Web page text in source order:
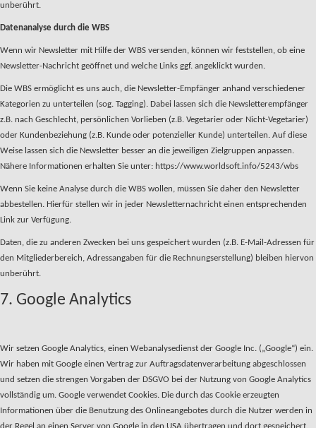
unberührt.
Datenanalyse durch die WBS
Wenn wir Newsletter mit Hilfe der WBS versenden, können wir feststellen, ob eine
Newsletter-Nachricht geöffnet und welche Links ggf. angeklickt wurden.
Die WBS ermöglicht es uns auch, die Newsletter-Empfänger anhand verschiedener
Kategorien zu unterteilen (sog. Tagging). Dabei lassen sich die Newsletterempfänger
z.B. nach Geschlecht, persönlichen Vorlieben (z.B. Vegetarier oder Nicht-Vegetarier)
oder Kundenbeziehung (z.B. Kunde oder potenzieller Kunde) unterteilen. Auf diese
Weise lassen sich die Newsletter besser an die jeweiligen Zielgruppen anpassen.
Nähere Informationen erhalten Sie unter: https://www.worldsoft.info/5243/wbs
Wenn Sie keine Analyse durch die WBS wollen, müssen Sie daher den Newsletter
abbestellen. Hierfür stellen wir in jeder Newsletternachricht einen entsprechenden
Link zur Verfügung.
Daten, die zu anderen Zwecken bei uns gespeichert wurden (z.B. E-Mail-Adressen für
den Mitgliederbereich, Adressangaben für die Rechnungserstellung) bleiben hiervon
unberührt.
7. Google Analytics
Wir setzen Google Analytics, einen Webanalysedienst der Google Inc. („Google“) ein.
Wir haben mit Google einen Vertrag zur Auftragsdatenverarbeitung abgeschlossen
und setzen die strengen Vorgaben der DSGVO bei der Nutzung von Google Analytics
vollständig um. Google verwendet Cookies. Die durch das Cookie erzeugten
Informationen über die Benutzung des Onlineangebotes durch die Nutzer werden in